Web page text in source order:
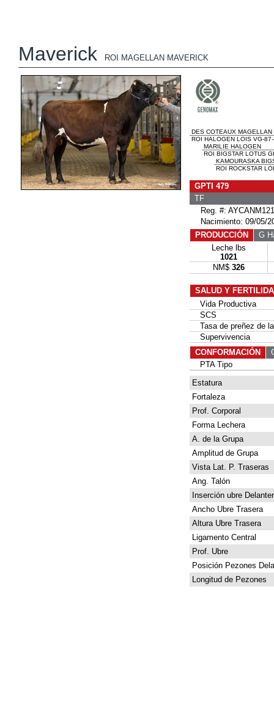
Maverick ROI MAGELLAN MAVERICK
DES COTEAUX MAGELLAN
ROI HALOGEN LOIS VG-
MARILIE HALOGEN
ROI BIGSTAR LOTUS
KAMOURASKA
ROI ROCKSTAR
GPTI 479
TF
Reg. #:
Nacimiento: 09/05/
PRODUCCIÓN
G
Leche lbs
1021
NM$ 326
SALUD Y
Vida Productiva
SCS
Tasa de preñez de
Supervivencia
CONFORMACIÓN
PTA Tipo
Estatura
Fortaleza
Prof. Corporal
Forma Lechera
A. de la Grupa
Amplitud de Grupa
Vista Lat. P. Traseras
Ang. Talón
Inserción ubre
Ancho Ubre Trasera
Altura Ubre Trasera
Ligamento Central
Prof. Ubre
Posición Pezones
Longitud de Pezones